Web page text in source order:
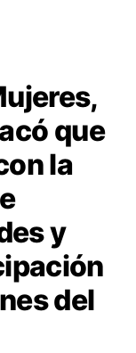
que
la
y
del